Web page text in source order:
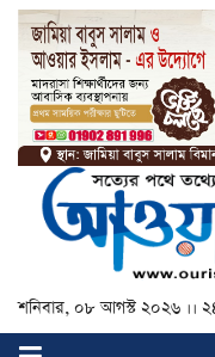
শনিবার, ০৮ আগস্ট ২০২৬ ।।